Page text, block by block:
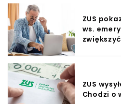
ZUS
ws.
ZUS
Chodzi o